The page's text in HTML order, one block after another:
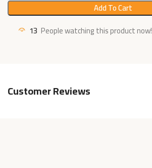
Add To Cart
13 People watching this product now!
Customer Reviews